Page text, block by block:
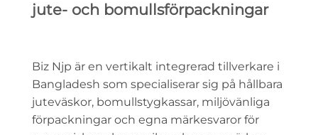
jute- och bomullsförpackningar
Biz Njp är en vertikalt integrerad tillverkare i
Bangladesh som specialiserar sig på hållbara
juteväskor, bomullstygkassar, miljövänliga
förpackningar och egna märkesvaror för